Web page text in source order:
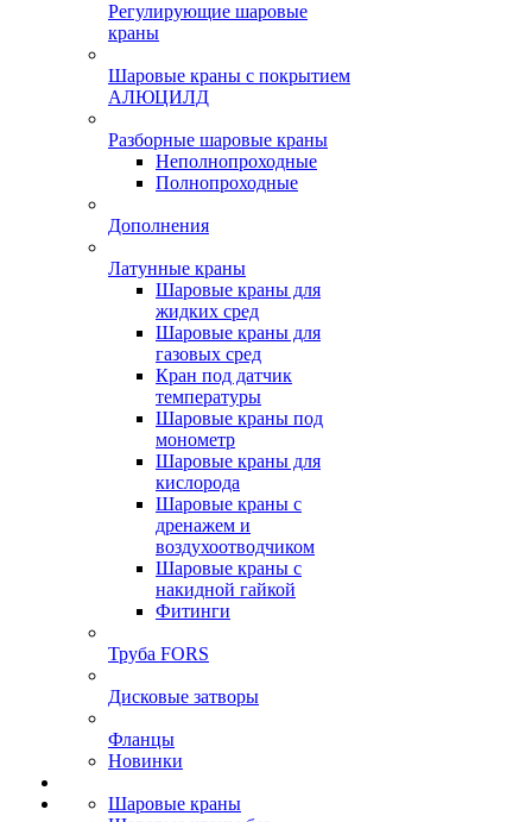
Регулирующие шаровые
краны
Шаровые краны с покрытием
АЛЮЦИЛД
Разборные шаровые краны
Неполнопроходные
Полнопроходные
Дополнения
Латунные краны
Шаровые краны для
жидких сред
Шаровые краны для
газовых сред
Кран под датчик
температуры
Шаровые краны под
монометр
Шаровые краны для
кислорода
Шаровые краны с
дренажем и
воздухоотводчиком
Шаровые краны с
накидной гайкой
Фитинги
Труба FORS
Дисковые затворы
Фланцы
Новинки
Шаровые краны